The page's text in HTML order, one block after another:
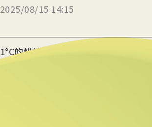
2025/08/15 14:15
1°C的烘焙革命 起士公爵用數據重建